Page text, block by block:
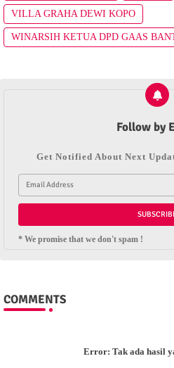
VILLA GRAHA DEWI KOPO
WINARSIH KETUA DPD GAAS
Follow by
Get Notified About Next
* We promise that we don't spam !
COMMENTS
Error: Tak ada hasil